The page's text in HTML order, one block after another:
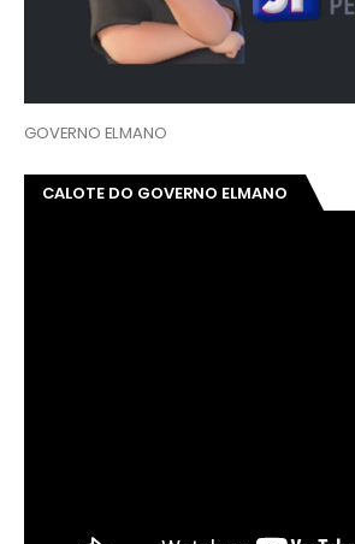
GOVERNO ELMANO
CALOTE DO GOVERNO ELMANO